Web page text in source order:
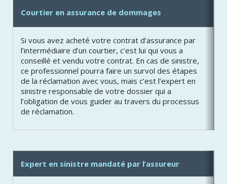
Courtier en assurance de dommages
Si vous avez acheté votre contrat d’assurance par
l’intermédiaire d’un courtier, c’est lui qui vous a
conseillé et vendu votre contrat. En cas de sinistre,
ce professionnel pourra faire un survol des étapes
de la réclamation avec vous, mais c’est l’expert en
sinistre responsable de votre dossier qui a
l’obligation de vous guider au travers du processus
de réclamation.
Expert en sinistre mandaté par l’assureur